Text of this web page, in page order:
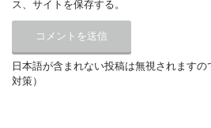
ス、サイトを保存する。
日本語が含まれない投稿は無視されます
対策）